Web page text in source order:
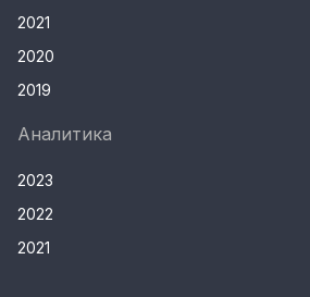
2021
2020
2019
Аналитика
2023
2022
2021